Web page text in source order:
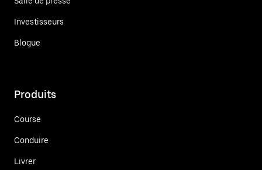
Investisseurs
Blogue
Produits
Course
Conduire
Livrer